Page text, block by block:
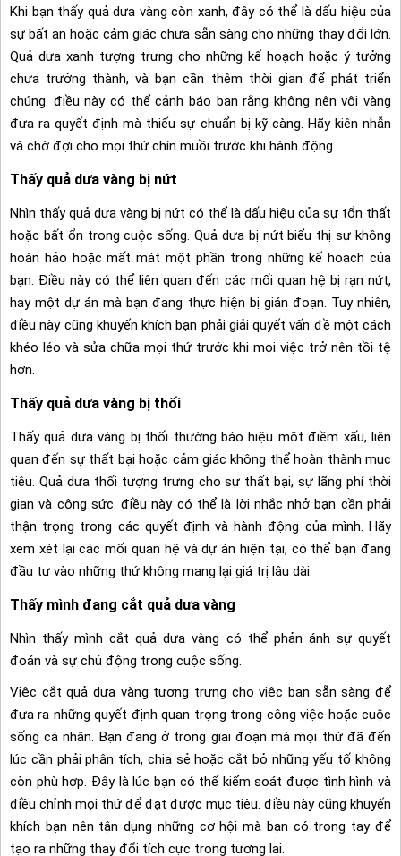
Khi bạn thấy quả dưa vàng còn xanh, đây có thể là dấu hiệu của
sự bất an hoặc cảm giác chưa sẵn sàng cho những thay đổi lớn.
Quả dưa xanh tượng trưng cho những kế hoạch hoặc ý tưởng
chưa trưởng thành, và bạn cần thêm thời gian để phát triển
chúng. điều này có thể cảnh báo bạn rằng không nên vội vàng
đưa ra quyết định mà thiếu sự chuẩn bị kỹ càng. Hãy kiên nhẫn
và chờ đợi cho mọi thứ chín muồi trước khi hành động.
Thấy quả dưa vàng bị nứt
Nhìn thấy quả dưa vàng bị nứt có thể là dấu hiệu của sự tổn thất
hoặc bất ổn trong cuộc sống. Quả dưa bị nứt biểu thị sự không
hoàn hảo hoặc mất mát một phần trong những kế hoạch của
bạn. Điều này có thể liên quan đến các mối quan hệ bị rạn nứt,
hay một dự án mà bạn đang thực hiện bị gián đoạn. Tuy nhiên,
điều này cũng khuyến khích bạn phải giải quyết vấn đề một cách
khéo léo và sửa chữa mọi thứ trước khi mọi việc trở nên tồi tệ
hơn.
Thấy quả dưa vàng bị thối
Thấy quả dưa vàng bị thối thường báo hiệu một điềm xấu, liên
quan đến sự thất bại hoặc cảm giác không thể hoàn thành mục
tiêu. Quả dưa thối tượng trưng cho sự thất bại, sự lãng phí thời
gian và công sức. điều này có thể là lời nhắc nhở bạn cần phải
thận trọng trong các quyết định và hành động của mình. Hãy
xem xét lại các mối quan hệ và dự án hiện tại, có thể bạn đang
đầu tư vào những thứ không mang lại giá trị lâu dài.
Thấy mình đang cắt quả dưa vàng
Nhìn thấy mình cắt quả dưa vàng có thể phản ánh sự quyết
đoán và sự chủ động trong cuộc sống.
Việc cắt quả dưa vàng tượng trưng cho việc bạn sẵn sàng để
đưa ra những quyết định quan trọng trong công việc hoặc cuộc
sống cá nhân. Bạn đang ở trong giai đoạn mà mọi thứ đã đến
lúc cần phải phân tích, chia sẻ hoặc cắt bỏ những yếu tố không
còn phù hợp. Đây là lúc bạn có thể kiểm soát được tình hình và
điều chỉnh mọi thứ để đạt được mục tiêu. điều này cũng khuyến
khích bạn nên tận dụng những cơ hội mà bạn có trong tay để
tạo ra những thay đổi tích cực trong tương lai.